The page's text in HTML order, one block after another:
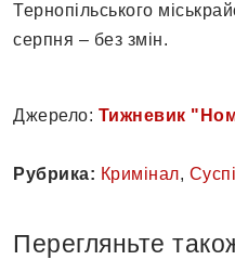
Тернопільського
серпня – без змін.
Джерело: Тижневик
Рубрика: Кримінал,
Перегляньте